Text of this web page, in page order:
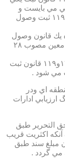
مي بايست و
صول گردد حق الثبت املاك است كه طبق ماده ۱۱۹ ثبت وصول
يك قانون وصول
برخي از درآمدهاي دولت و مصرف آن در موارد معين مصوب ۲۸
براي ثبت ملك دردفتر املاك موضوع مواد ۱۱ و۱۲و۱۱۹ قانون ثبت
مي شود .
اي ودر
ادارات
التحرير طبق
آنكه اكثريت قريب
مبلغ سند طبق
مي گردد .